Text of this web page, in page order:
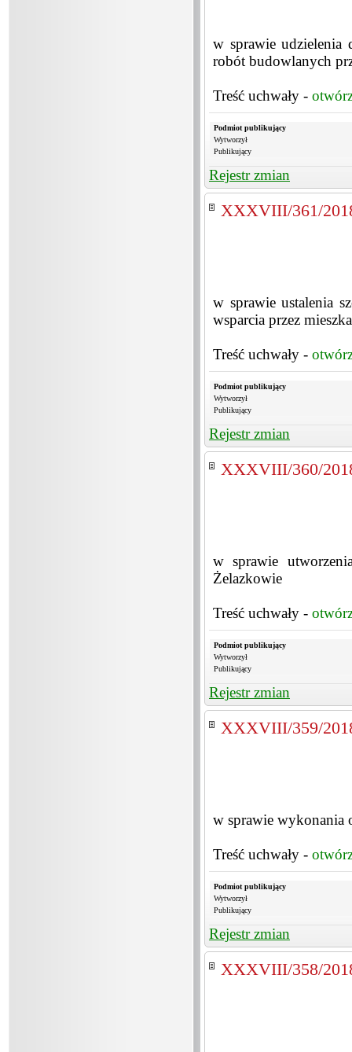
w sprawie udzielenia
robót budowlanych
Treść uchwały -
Podmiot publikujący
Wytworzył
Publikujący
Rejestr zmian
XXXVIII/361/
w sprawie ustalenia
wsparcia przez
Treść uchwały -
Podmiot publikujący
Wytworzył
Publikujący
Rejestr zmian
XXXVIII/360/
w sprawie
Żelazkowie
Treść uchwały -
Podmiot publikujący
Wytworzył
Publikujący
Rejestr zmian
XXXVIII/359/
w sprawie wykonania
Treść uchwały -
Podmiot publikujący
Wytworzył
Publikujący
Rejestr zmian
XXXVIII/358/